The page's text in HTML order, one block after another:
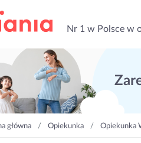
Nr 1 w Polsce w
główna Opiekunka Opiekunka